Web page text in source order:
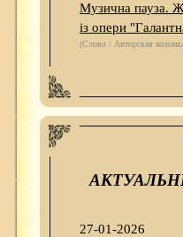
Музична пауза.
із опери
(Слово / Авторская
27-01-2026